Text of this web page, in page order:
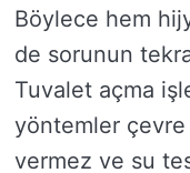
Böylece hem
de sorunun
Tuvalet açma
yöntemler
vermez ve su